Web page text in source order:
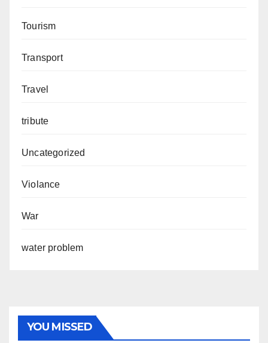
Tourism
Transport
Travel
tribute
Uncategorized
Violance
War
water problem
YOU MISSED